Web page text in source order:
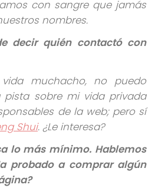
con sangre que jamás
nombres.
decir quién contactó con
muchacho, no puedo
pista sobre mi vida privada
de la web; pero sí
Shui. ¿Le interesa?
lo más mínimo. Hablemos
probado a comprar algún